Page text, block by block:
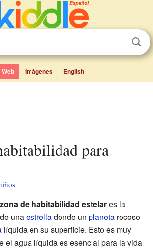
Web Imágenes English
zona de habitabilidad estelares la
unaestrelladonde un planeta rocoso
líquida en su superficie. Esto es muy
el agua líquida es esencial para la vida